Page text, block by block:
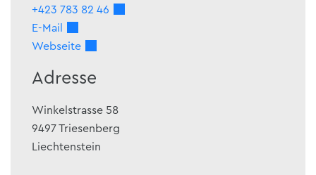
+423 783 82 46
E-Mail
Webseite
Adresse
Winkelstrasse 58
9497Triesenberg
Liechtenstein